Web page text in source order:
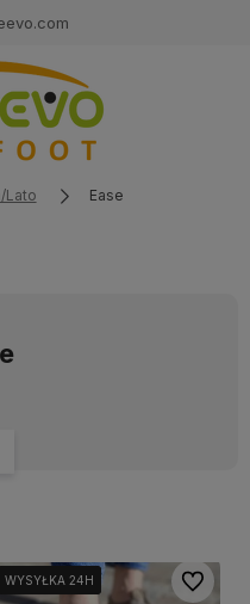
Lato Ease
WYSYŁKA 24H
WYSYŁKA 24H
WYSYŁKA 24H Do